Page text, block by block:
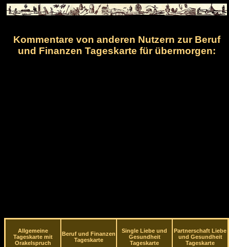
Kommentare von anderen Nutzern zur Beruf
und Finanzen Tageskarte für übermorgen:
Allgemeine
Tageskarte mit
Orakelspruch
Beruf und Finanzen
Tageskarte
Single Liebe und
Gesundheit
Tageskarte
Partnerschaft Liebe
und Gesundheit
Tageskarte